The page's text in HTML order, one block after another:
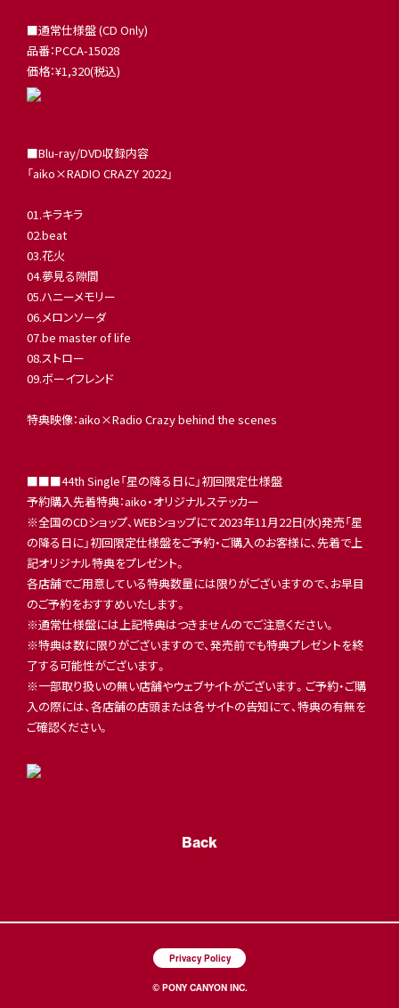
■通常仕様盤 (CD Only)
品番：PCCA-15028
価格：¥1,320(税込)
■Blu-ray/DVD収録内容
「aiko×RADIO CRAZY 2022」
01.キラキラ
02.beat
03.花火
04.夢見る隙間
05.ハニーメモリー
06.メロンソーダ
07.be master of life
08.ストロー
09.ボーイフレンド
特典映像：aiko×Radio Crazy behind the scenes
■■■44th Single「星の降る日に」初回限定仕様盤
予約購入先着特典：aiko・オリジナルステッカー
※全国のCDショップ、WEBショップにて2023年11月22日(水)発売「星
の降る日に」初回限定仕様盤をご予約・ご購入のお客様に、先着で上
記オリジナル特典をプレゼント。
各店舗でご用意している特典数量には限りがございますので、お早目
のご予約をおすすめいたします。
※通常仕様盤には上記特典はつきませんのでご注意ください。
※特典は数に限りがございますので、発売前でも特典プレゼントを終
了する可能性がございます。
※一部取り扱いの無い店舗やウェブサイトがございます。ご予約・ご購
入の際には、各店舗の店頭または各サイトの告知にて、特典の有無を
ご確認ください。
Back
Privacy Policy
© PONY CANYON INC.